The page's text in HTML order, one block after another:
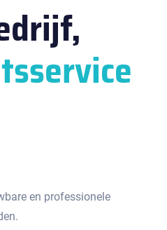
en professionele